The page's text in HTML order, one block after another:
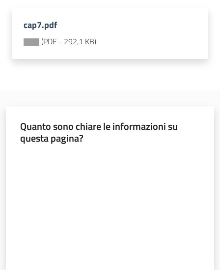
cap7.pdf
(PDF - 292,1 KB)
Quanto sono chiare le informazioni su
questa pagina?